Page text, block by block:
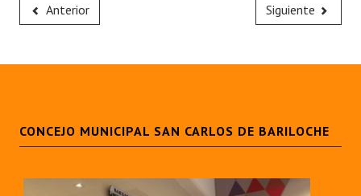
Anterior Siguiente
CONCEJO MUNICIPAL SAN CARLOS DE BARILOCHE